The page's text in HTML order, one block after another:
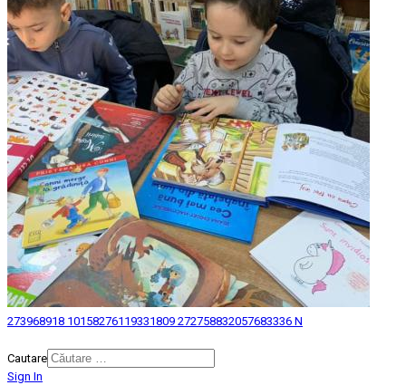
273968918 10158276119331809 272758832057683336 N
Cautare
Sign In